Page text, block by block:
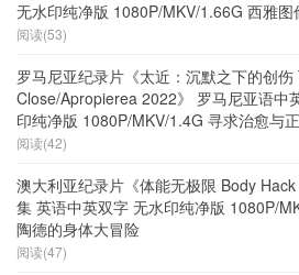
无水印纯净版 1080P/MKV/1.66G 西雅图
阅读(53)
罗马尼亚纪录片《太近：沉默之下的创伤
Close/Apropierea 2022》 罗马尼亚语中
印纯净版 1080P/MKV/1.4G 寻求治愈与
阅读(42)
澳大利亚纪录片《体能无极限 Body
集 英语中英双字 无水印纯净版 1080P/
陶德的身体大冒险
阅读(47)